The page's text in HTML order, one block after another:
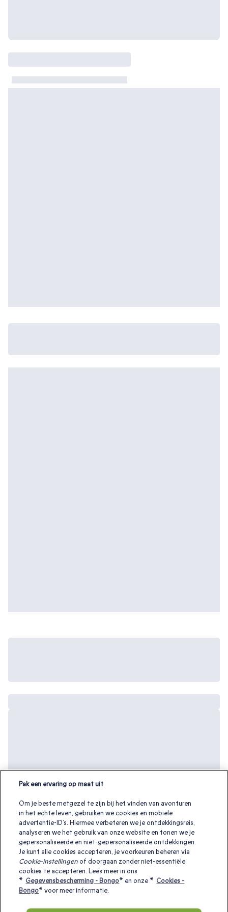
Andere interessante cadeaubonnen:
Weekendje weg overnachten|Valentijnscadeaus|
Pak een ervaring op maat uit
Om je beste metgezel te zijn bij het vinden van avonturen
in het echte leven, gebruiken we cookies en mobiele
advertentie-ID’s. Hiermee verbeteren we je ontdekkingsreis,
analyseren we het gebruik van onze website en tonen we je
gepersonaliseerde en niet-gepersonaliseerde ontdekkingen.
Je kunt alle cookies accepteren, je voorkeuren beheren via
Cookie-instellingen of doorgaan zonder niet-essentiële
cookies te accepteren. Lees meer in ons
* Gegevensbescherming - Bongo* en onze * Cookies -
Bongo* voor meer informatie.